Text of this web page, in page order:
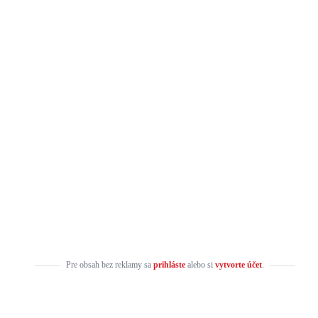
Pre obsah bez reklamy sa prihlástealebo si vytvorte účet.